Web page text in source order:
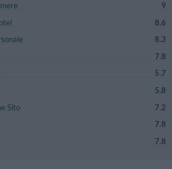
9
8.6
8.3
7.8
5.7
5.8
Sito
7.2
7.8
7.8